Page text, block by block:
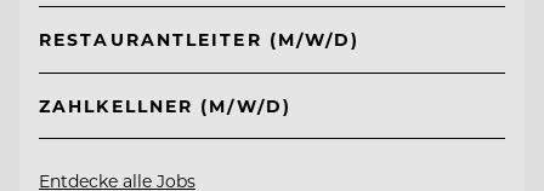
RESTAURANTLEITER (M/W/D)
ZAHLKELLNER (M/W/D)
Entdecke alle Jobs